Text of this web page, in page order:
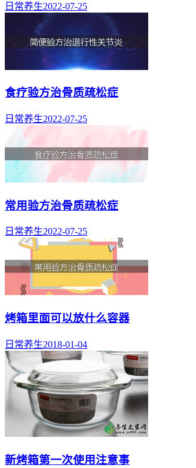
日常养生2022-07-25
食疗验方治骨质疏松症
日常养生2022-07-25
常用验方治骨质疏松症
日常养生2022-07-25
烤箱里面可以放什么容器
日常养生2018-01-04
新烤箱第一次使用注意事